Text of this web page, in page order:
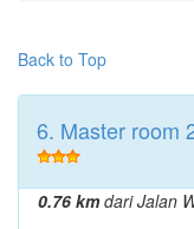
Back to Top
6. Master room
0.76 kmdari Jalan